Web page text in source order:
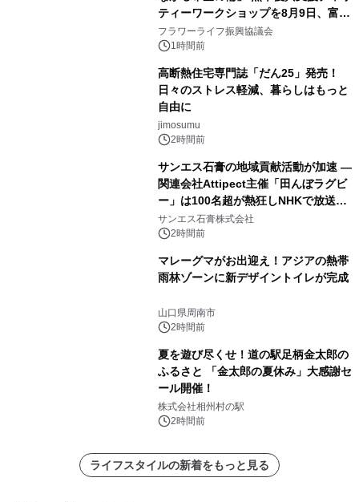
ティーワークショップを8月9日、富
山・射水で開催
フラワーライフ振興協議会
1時間前
高断熱住宅専門誌「だん25」発売！
日々のストレス軽減、暮らしはもっと
自由に
jimosumu
2時間前
サンエス石膏の地域貢献活動が加速 ―
関連会社Attipect主催「田んぼラグビ
ー」は100名超が熱狂しNHKで放送さ
れました。
サンエス石膏株式会社
2時間前
マレーグマがお出迎え！アジアの熱帯
雨林ゾーンに新デザイントイレが完成
山口県周南市
2時間前
夏を遊び尽くせ！道の駅足柄金太郎の
ふるさと 「金太郎の夏休み」大感謝セ
ール開催！
株式会社相州村の駅
2時間前
ライフスタイルの新着をもっと見る